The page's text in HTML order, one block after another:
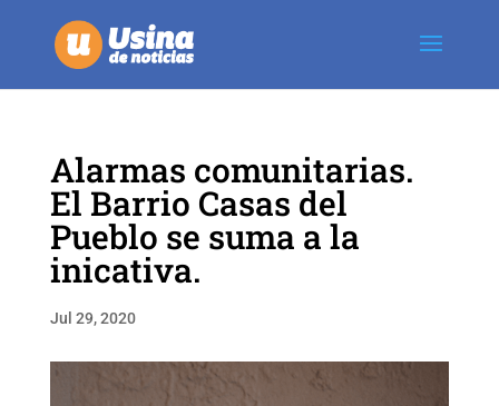
Alarmas comunitarias.
El Barrio Casas del
Pueblo se suma a la
inicativa.
Jul 29, 2020